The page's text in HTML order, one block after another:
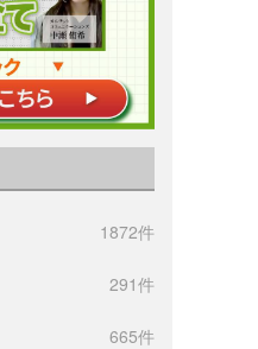
1872件
291件
665件